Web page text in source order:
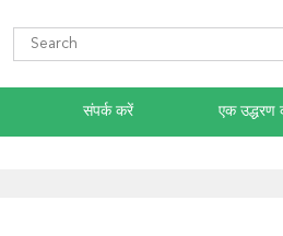
संपर्क करें एक उद्धरण